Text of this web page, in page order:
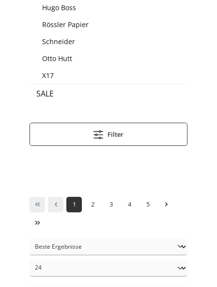
Hugo Boss
Rössler Papier
Schneider
Otto Hutt
X17
SALE
Filter
1 2 3 4 5